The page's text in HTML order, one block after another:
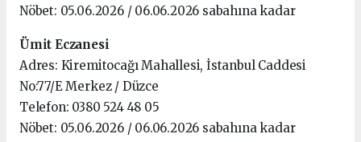
Nöbet: 05.06.2026 / 06.06.2026 sabahına kadar
Ümit Eczanesi
Adres: Kiremitocağı Mahallesi, İstanbul Caddesi
No:77/E Merkez / Düzce
Telefon: 0380 524 48 05
Nöbet: 05.06.2026 / 06.06.2026 sabahına kadar